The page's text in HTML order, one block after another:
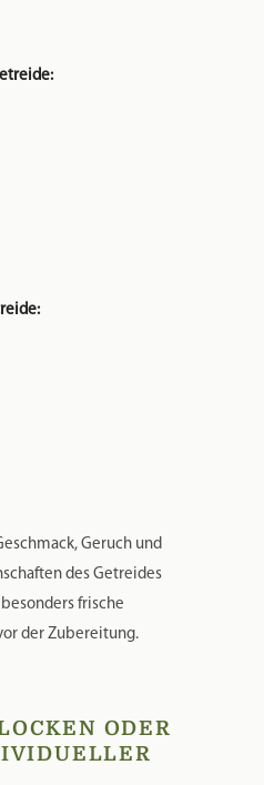
Geruch und
des Getreides
frische
der Zubereitung.
ODER